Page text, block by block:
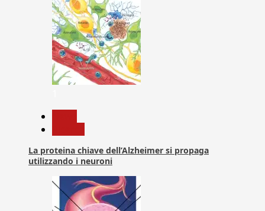
La proteina chiave dell’Alzheimer si propaga
utilizzando i neuroni